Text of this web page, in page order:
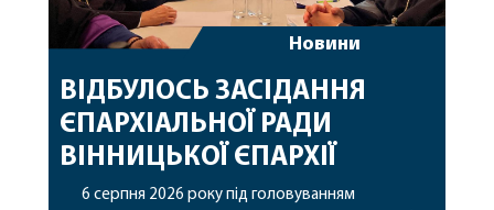
Новини
ВІДБУЛОСЬ ЗАСІДАННЯ
ЄПАРХІАЛЬНОЇ РАДИ
ВІННИЦЬКОЇ ЄПАРХІЇ
6 серпня 2026 року під головуванням